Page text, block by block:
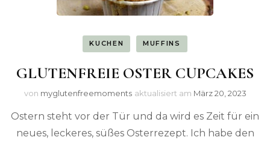
KUCHEN MUFFINS
GLUTENFREIE OSTER CUPCAKES
von myglutenfreemoments aktualisiert am März 20, 2023
Ostern steht vor der Tür und da wird es Zeit für ein
neues, leckeres, süßes Osterrezept. Ich habe den